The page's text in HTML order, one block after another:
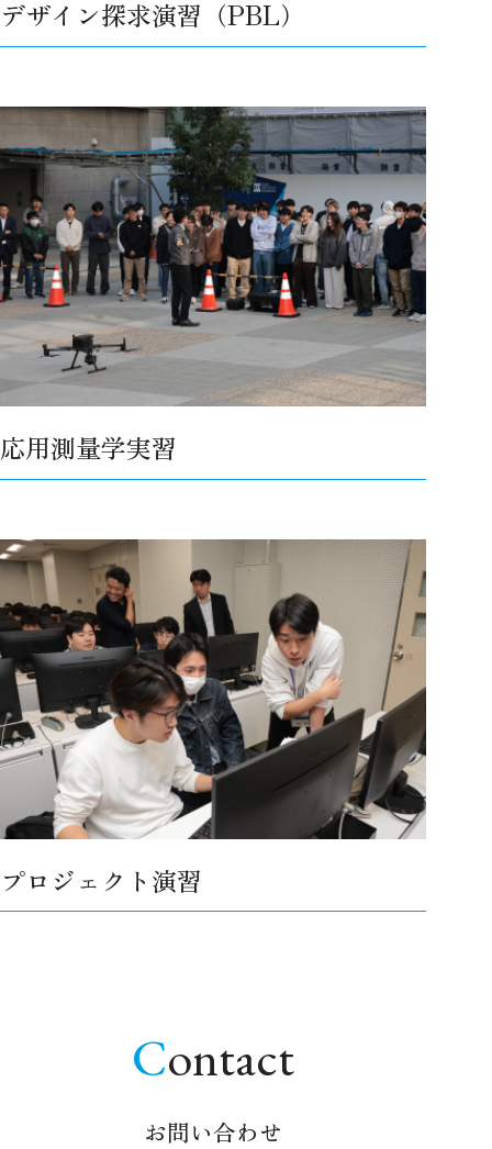
デザイン探求演習（PBL）
応用測量学実習
プロジェクト演習
Contact
お問い合わせ